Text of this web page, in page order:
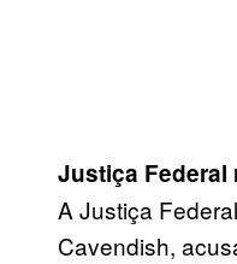
Justiça Federal
A Justiça
Cavendish,